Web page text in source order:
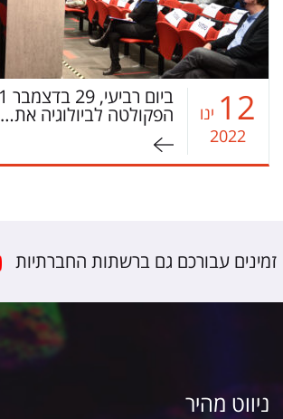
12 ינו
2022
הפקולטה לביולוגיה את…
זמינים עבורכם גם ברשתות החברתיות
ניווט מהיר